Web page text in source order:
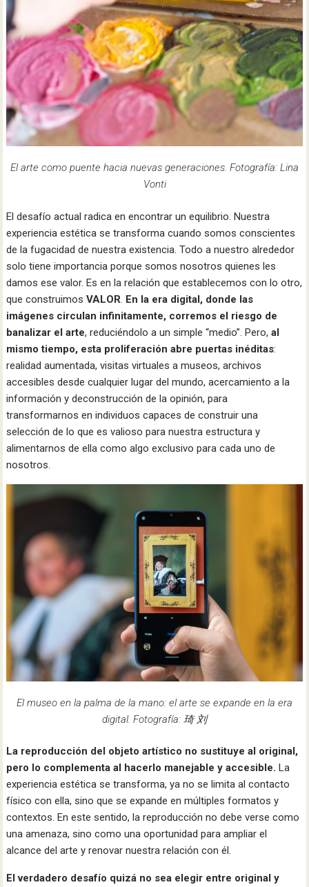
El arte como puente hacia nuevas generaciones. Fotografía: Lina
Vonti
El desafío actual radica en encontrar un equilibrio. Nuestra
experiencia estética se transforma cuando somos conscientes
de la fugacidad de nuestra existencia. Todo a nuestro alrededor
solo tiene importancia porque somos nosotros quienes les
damos ese valor. Es en la relación que establecemos con lo otro,
que construimosVALOR. En la era digital, donde las
imágenes circulan infinitamente, corremos el riesgo de
banalizar el arte, reduciéndolo a un simple “medio”. Pero,al
mismo tiempo, esta proliferación abre puertas inéditas:
realidad aumentada, visitas virtuales a museos, archivos
accesibles desde cualquier lugar del mundo, acercamiento a la
información y deconstrucción de la opinión, para
transformarnos en individuos capaces de construir una
selección de lo que es valioso para nuestra estructura y
alimentarnos de ella como algo exclusivo para cada uno de
nosotros.
El museo en la palma de la mano: el arte se expande en la era
digital. Fotografía: 琦 刘
La reproducción del objeto artístico no sustituye al original,
pero lo complementa al hacerlo manejable y accesible. La
experiencia estética se transforma, ya no se limita al contacto
físico con ella, sino que se expande en múltiples formatos y
contextos. En este sentido, la reproducción no debe verse como
una amenaza, sino como una oportunidad para ampliar el
alcance del arte y renovar nuestra relación con él.
El verdadero desafío quizá no sea elegir entre original y